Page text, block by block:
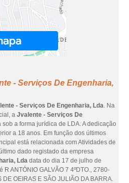
- Serviços De Engenharia,
- Serviços De Engenharia, Lda. Na
a Jvalente - Serviços De
sob a forma jurídica de LDA. A dedicação
a 18 anos. Em função dos últimos
está relacionada com Atividades de
dado registado da empresa
Lda data do dia 17 de julho de
ANTÓNIO GALVÃO 7 4ºDTO., 2780-
OEIRAS E SÃO JULIÃO DA BARRA.